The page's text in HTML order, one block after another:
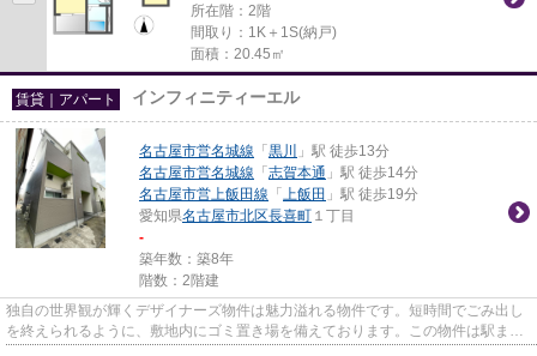
所在階：2階
間取り：1K＋1S(納戸)
面積：20.45㎡
賃貸｜アパート インフィニティーエル
名古屋市営名城線 「 黒川
」駅 徒歩13分
名古屋市営名城線 「 志賀本通 」駅 徒歩14分
名古屋市営上飯田線 「 上飯田 」駅 徒歩19分
愛知県名古屋市北区長喜町 １丁目
-
築年数：築8年
階数：2階建
独自の世界観が輝くデザイナーズ物件は魅力溢れる物件です。短時間でごみ出し
を終えられるように、敷地内にゴミ置き場を備えております。この物件は駅まで